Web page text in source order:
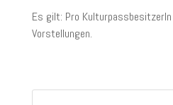
Es gilt: Pro
Vorstellungen.